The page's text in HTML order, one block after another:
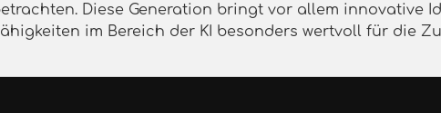
Diese Generation bringt vor allem innovative
im Bereich der KI besonders wertvoll für die